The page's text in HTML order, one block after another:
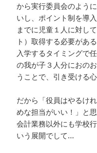
から実行委員会のよう
いし、ポイント制を導
までに児童１人に対し
ト）取得する必要があ
入学するタイミングで
の我が子３人分におの
うことで、引き受ける
だから「役員はやるけ
めな担当がいい！」と
会計業務以外にも学校
いう展開でして…